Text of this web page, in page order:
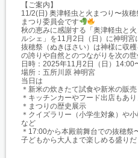
【ご案内】
11/2(日) 奥津軽虫と火まつり〜抜
まつり委員会です
秋の恵みに感謝する「奥津軽虫と
ルシェ」を11月2日（日）に神明宮
抜穂祭（ぬきほさい）は神様に収
の誇りや自然とのつながりを次の世
日時：2025年11月2日（日）14:00
場所：五所川原 神明宮
当日は
＊新米の炊きたて試食や新米の販売
＊キッチンカーやフード出店もあり
＊まつりの歴史展示
＊クイズラリー（小学生対象）や
など
＊17:00から本殿前舞台での抜穂祭
子どもから大人まで楽しめる盛り